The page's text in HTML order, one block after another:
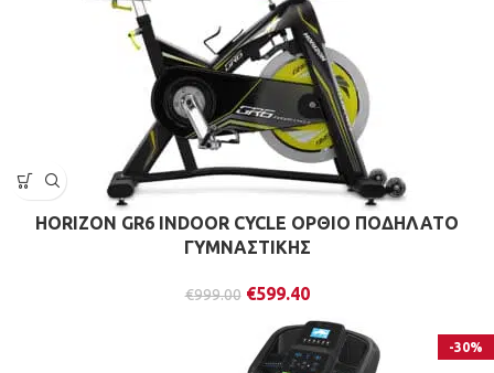
HORIZON GR6 INDOOR CYCLE ΟΡΘΙΟ ΠΟΔΗΛΑΤΟ
ΓΥΜΝΑΣΤΙΚΗΣ
€999.00 €599.40
-30%